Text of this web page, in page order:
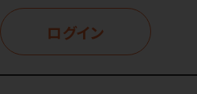
ログイン